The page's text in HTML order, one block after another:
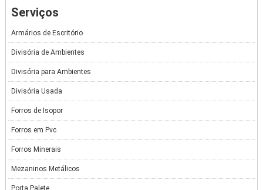
Serviços
Armários de Escritório
Divisória de Ambientes
Divisória para Ambientes
Divisória Usada
Forros de Isopor
Forros em Pvc
Forros Minerais
Mezaninos Metálicos